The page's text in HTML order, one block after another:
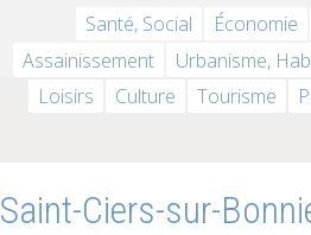
Santé, Social Économie
Assainissement
Urbanisme,
Loisirs
Culture Tourisme
Saint-Ciers-sur-